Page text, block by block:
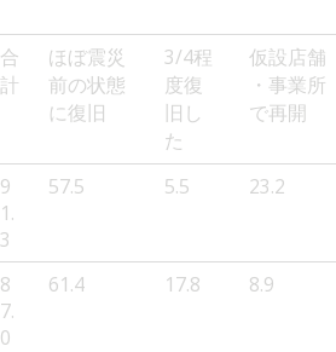
合
計
ほぼ震災
前の状態
に復旧
3/4程
度復
旧し
た
仮設店舗
・事業所
で再開
9
1.
3
57.5 5.5 23.2
8
7.
0
61.4 17.8 8.9